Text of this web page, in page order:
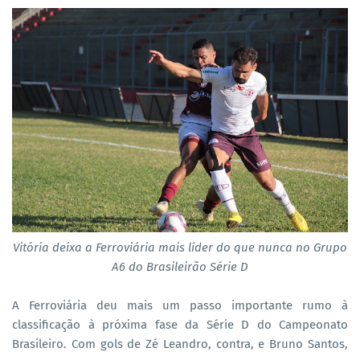
Vitória deixa a Ferroviária mais líder do que nunca no Grupo
A6 do Brasileirão Série D
A Ferroviária deu mais um passo importante rumo à
classificação à próxima fase da Série D do Campeonato
Brasileiro. Com gols de Zé Leandro, contra, e Bruno Santos,